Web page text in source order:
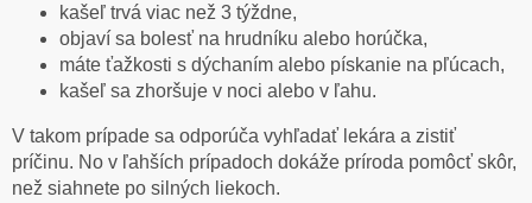
kašeľ trvá viac než 3 týždne,
objaví sa bolesť na hrudníku alebo horúčka,
máte ťažkosti s dýchaním alebo pískanie na pľúcach,
kašeľ sa zhoršuje v noci alebo v ľahu.
V takom prípade sa odporúča vyhľadať lekára a zistiť
príčinu. No v ľahších prípadoch dokáže príroda pomôcť skôr,
než siahnete po silných liekoch.